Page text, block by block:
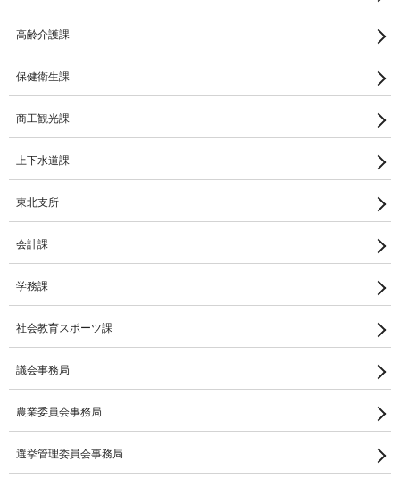
高齢介護課
保健衛生課
商工観光課
上下水道課
東北支所
会計課
学務課
社会教育スポーツ課
議会事務局
農業委員会事務局
選挙管理委員会事務局